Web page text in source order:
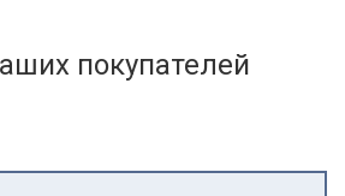
покупателей